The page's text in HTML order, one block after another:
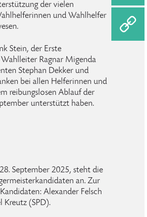
der vielen
und Wahlhelfer
Stein, der Erste
Ragnar Migenda
Stephan Dekker und
bei allen Helferinnen und
reibungslosen Ablauf der
unterstützt haben.
September 2025, steht die
an. Zur
Alexander Felsch
Kreutz (SPD).